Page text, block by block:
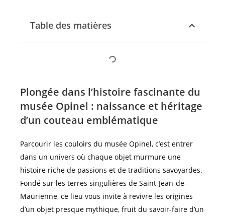
Table des matières
Plongée dans l’histoire fascinante du
musée Opinel : naissance et héritage
d’un couteau emblématique
Parcourir les couloirs du musée Opinel, c’est entrer
dans un univers où chaque objet murmure une
histoire riche de passions et de traditions savoyardes.
Fondé sur les terres singulières de Saint-Jean-de-
Maurienne, ce lieu vous invite à revivre les origines
d’un objet presque mythique, fruit du savoir-faire d’un